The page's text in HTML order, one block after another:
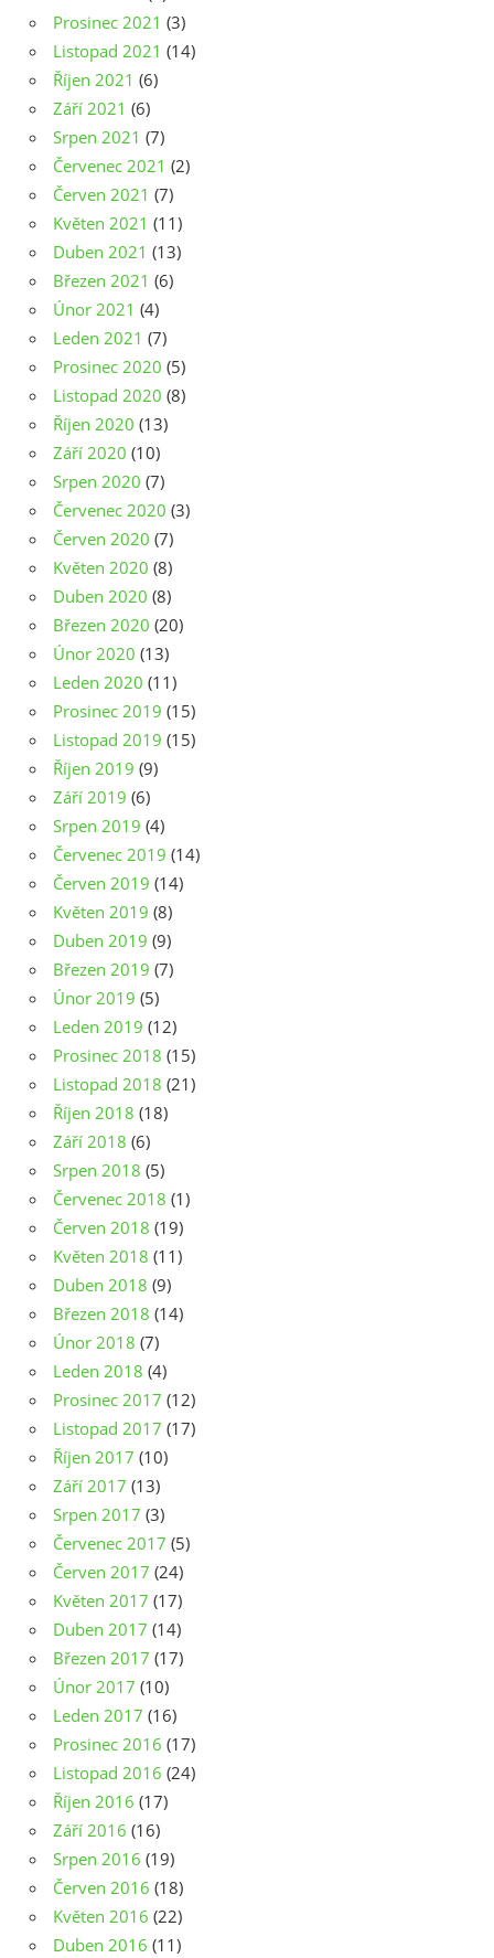
Prosinec 2021 (3)
Listopad 2021 (14)
Říjen 2021 (6)
Září 2021 (6)
Srpen 2021 (7)
Červenec 2021 (2)
Červen 2021 (7)
Květen 2021 (11)
Duben 2021 (13)
Březen 2021 (6)
Únor 2021 (4)
Leden 2021 (7)
Prosinec 2020 (5)
Listopad 2020 (8)
Říjen 2020 (13)
Září 2020 (10)
Srpen 2020 (7)
Červenec 2020 (3)
Červen 2020 (7)
Květen 2020 (8)
Duben 2020 (8)
Březen 2020 (20)
Únor 2020 (13)
Leden 2020 (11)
Prosinec 2019 (15)
Listopad 2019 (15)
Říjen 2019 (9)
Září 2019 (6)
Srpen 2019 (4)
Červenec 2019 (14)
Červen 2019 (14)
Květen 2019 (8)
Duben 2019 (9)
Březen 2019 (7)
Únor 2019 (5)
Leden 2019 (12)
Prosinec 2018 (15)
Listopad 2018 (21)
Říjen 2018 (18)
Září 2018 (6)
Srpen 2018 (5)
Červenec 2018 (1)
Červen 2018 (19)
Květen 2018 (11)
Duben 2018 (9)
Březen 2018 (14)
Únor 2018 (7)
Leden 2018 (4)
Prosinec 2017 (12)
Listopad 2017 (17)
Říjen 2017 (10)
Září 2017 (13)
Srpen 2017 (3)
Červenec 2017 (5)
Červen 2017 (24)
Květen 2017 (17)
Duben 2017 (14)
Březen 2017 (17)
Únor 2017 (10)
Leden 2017 (16)
Prosinec 2016 (17)
Listopad 2016 (24)
Říjen 2016 (17)
Září 2016 (16)
Srpen 2016 (19)
Červen 2016 (18)
Květen 2016 (22)
Duben 2016 (11)